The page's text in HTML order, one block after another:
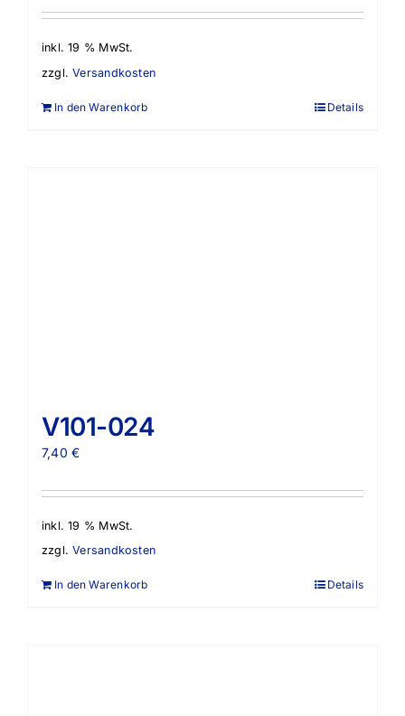
inkl. 19 % MwSt.
zzgl.Versandkosten
In den Warenkorb Details
V101-024
7,40€
inkl. 19 % MwSt.
zzgl.Versandkosten
In den Warenkorb Details